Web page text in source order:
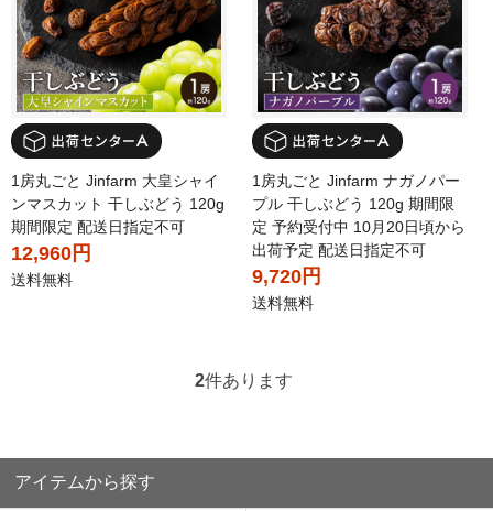
1房丸ごと Jinfarm 大皇シャイ
ンマスカット 干しぶどう 120g
期間限定 配送日指定不可
12,960円
送料無料
1房丸ごと Jinfarm ナガノパー
プル 干しぶどう 120g 期間限
定 予約受付中 10月20日頃から
出荷予定 配送日指定不可
9,720円
送料無料
2件あります
アイテムから探す